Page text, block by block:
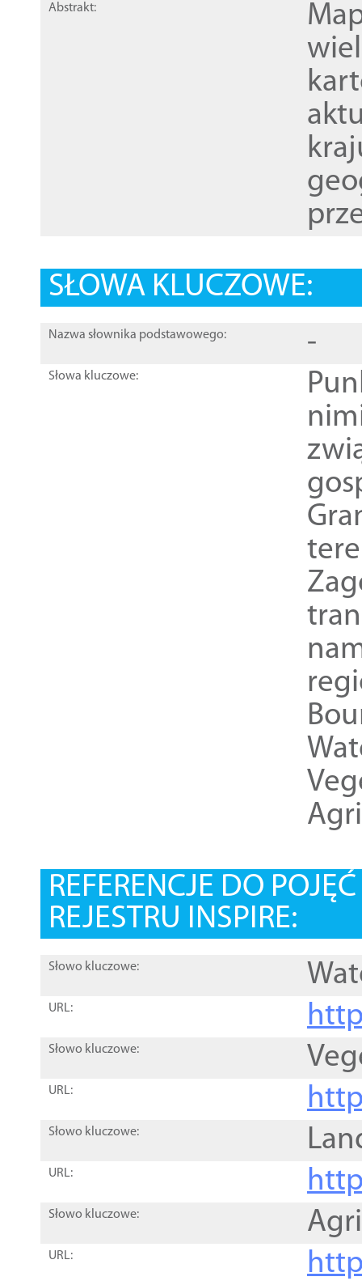
Abstrakt:
SŁOWA KLUCZOWE:
Nazwa słownika podstawowego: -
Słowa kluczowe:
REFERENCJE DO
REJESTRU INSPIRE:
Słowo kluczowe:
URL:
Słowo kluczowe:
URL:
Słowo kluczowe:
URL:
Słowo kluczowe:
URL: